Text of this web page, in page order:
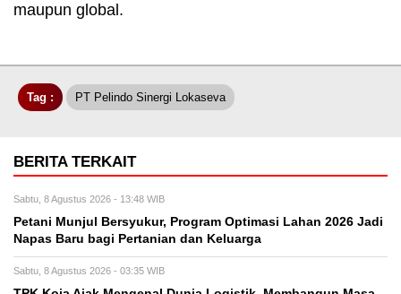
maupun global.
Tag : PT Pelindo Sinergi Lokaseva
BERITA TERKAIT
Sabtu, 8 Agustus 2026 - 13:48 WIB
Petani Munjul Bersyukur, Program Optimasi Lahan 2026 Jadi
Napas Baru bagi Pertanian dan Keluarga
Sabtu, 8 Agustus 2026 - 03:35 WIB